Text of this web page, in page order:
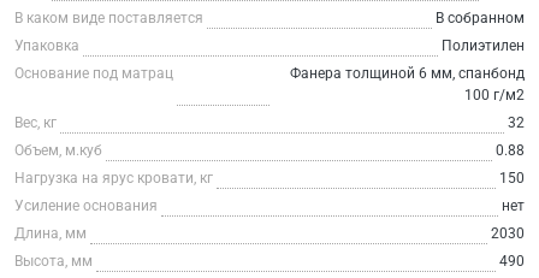
В каком виде поставляется
В собранном
Упаковка
Полиэтилен
Основание под матрац
Фанера толщиной 6 мм, спанбонд
100 г/м2
Вес, кг
32
Объем, м.куб
0.88
Нагрузка на ярус кровати, кг
150
Усиление основания
нет
Длина, мм
2030
Высота, мм
490